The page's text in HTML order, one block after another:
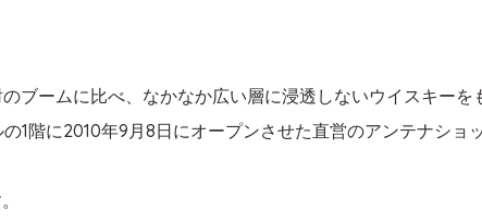
ブームに比べ、なかなか広い層に浸透しないウイスキーを
1階に2010年9月8日にオープンさせた直営のアンテナショッ